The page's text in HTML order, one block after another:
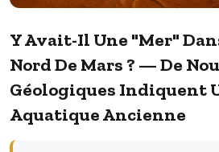
Y Avait-Il Une "mer"
Nord De Mars ? — De
Géologiques Indiquent
Aquatique Ancienne